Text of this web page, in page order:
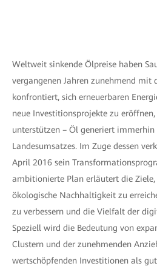
Weltweit sinkende Ölpreise haben
vergangenen Jahren zunehmend mit
konfrontiert, sich erneuerbaren
neue Investitionsprojekte zu
unterstützen – Öl generiert immerhin
Landesumsatzes. Im Zuge dessen
April 2016 sein
ambitionierte Plan erläutert die
ökologische Nachhaltigkeit zu
zu verbessern und die Vielfalt der
Speziell wird die Bedeutung von
Clustern und der zunehmenden
wertschöpfenden Investitionen als